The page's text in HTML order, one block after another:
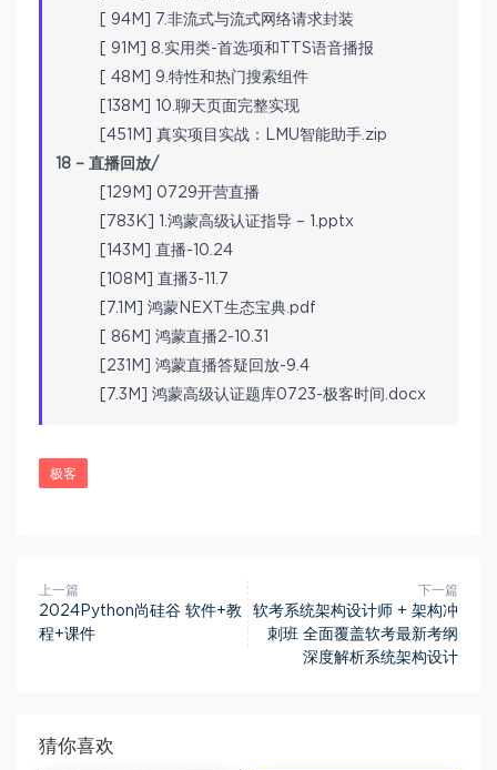
[ 94M] 7.非流式与流式网络请求封装
[ 91M] 8.实用类-首选项和TTS语音播报
[ 48M] 9.特性和热门搜索组件
[138M] 10.聊天页面完整实现
[451M] 真实项目实战：LMU智能助手.zip
18 – 直播回放/
[129M] 0729开营直播
[783K] 1.鸿蒙高级认证指导 – 1.pptx
[143M] 直播-10.24
[108M] 直播3-11.7
[7.1M] 鸿蒙NEXT生态宝典.pdf
[ 86M] 鸿蒙直播2-10.31
[231M] 鸿蒙直播答疑回放-9.4
[7.3M] 鸿蒙高级认证题库0723-极客时间.docx
极客
上一篇
2024Python尚硅谷 软件+教
程+课件
下一篇
软考系统架构设计师 + 架构冲
刺班 全面覆盖软考最新考纲
深度解析系统架构设计
猜你喜欢